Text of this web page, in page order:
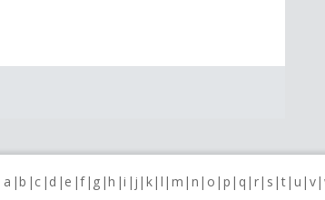
a b c d e f g h i j k l m n o p q r s t u v